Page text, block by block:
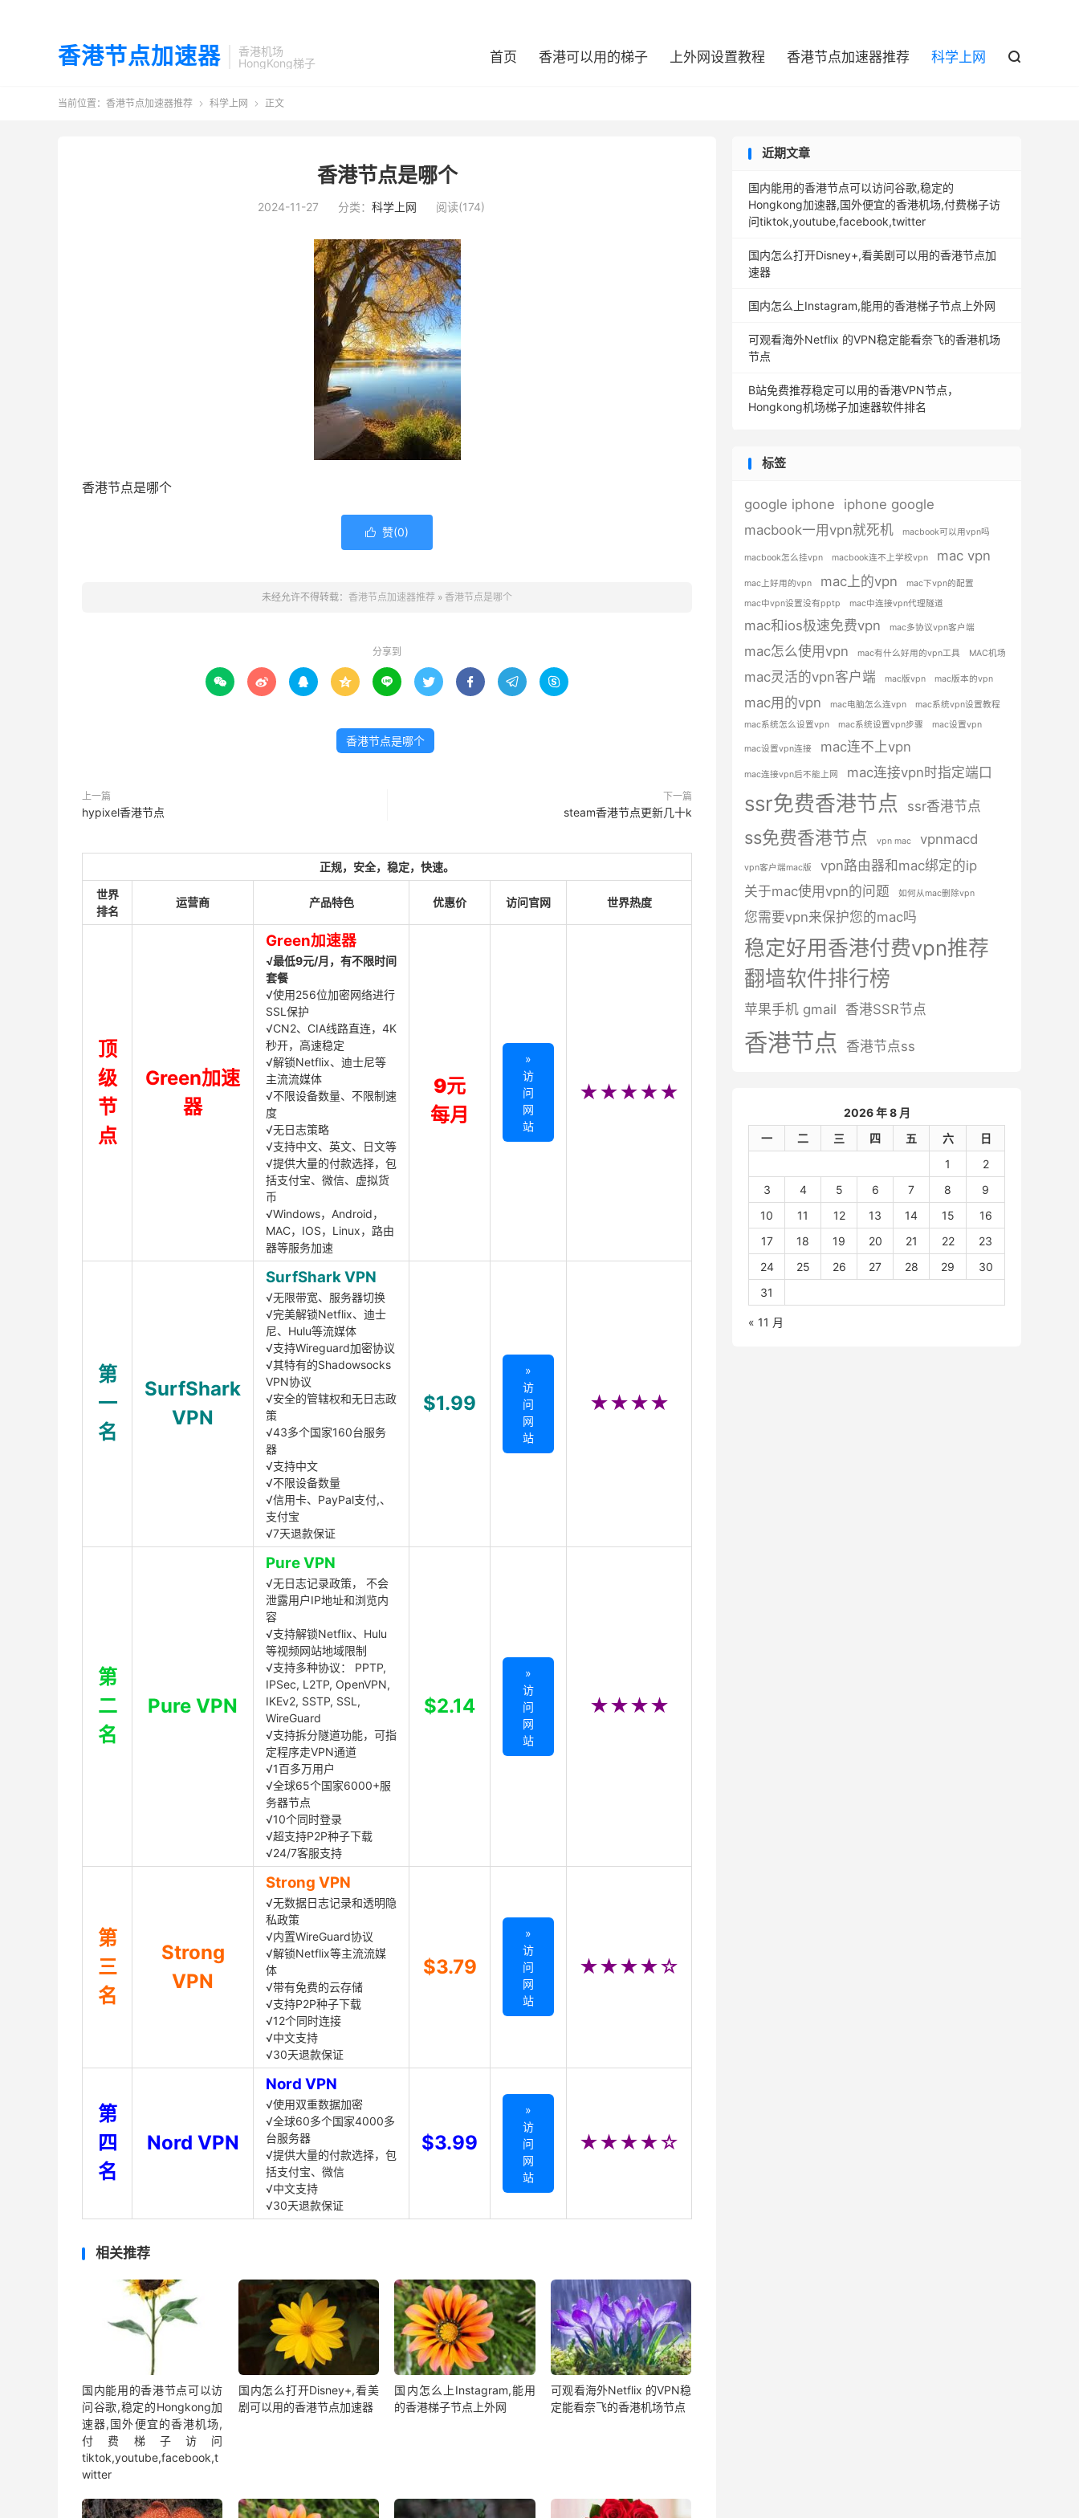
香港节点加速器
香港机场
HongKong梯子
首页 香港可以用的梯子 上外网设置教程 香港节点加速器推荐 科学上网 
当前位置： 香港节点加速器推荐  科学上网  正文
香港节点是哪个
2024-11-27 分类： 科学上网 阅读(174)
香港节点是哪个
 赞(0)
未经允许不得转载： 香港节点加速器推荐 » 香港节点是哪个
分享到
        
香港节点是哪个
上一篇
hypixel香港节点
下一篇
steam香港节点更新几十k
正规，安全，稳定，快速。
世界
排名
运营商 产品特色 优惠价 访问官网 世界热度
顶
级
节
点
Green加速
器
Green加速器
√最低9元/月，有不限时间
套餐
√使用256位加密网络进行
SSL保护
√CN2、CIA线路直连，4K
秒开，高速稳定
√解锁Netflix、迪士尼等
主流流媒体
√不限设备数量、不限制速
度
√无日志策略
√支持中文、英文、日文等
√提供大量的付款选择，包
括支付宝、微信、虚拟货
币
√Windows，Android，
MAC，IOS，Linux，路由
器等服务加速
9元
每月
»
访
问
网
站
★★★★★
第
一
名
SurfShark
VPN
SurfShark VPN
√无限带宽、服务器切换
√完美解锁Netflix、迪士
尼、Hulu等流媒体
√支持Wireguard加密协议
√其特有的Shadowsocks
VPN协议
√安全的管辖权和无日志政
策
√43多个国家160台服务
器
√支持中文
√不限设备数量
√信用卡、PayPal支付,、
支付宝
√7天退款保证
$1.99
»
访
问
网
站
★★★★
第
二
名
Pure VPN
Pure VPN
√无日志记录政策， 不会
泄露用户IP地址和浏览内
容
√支持解锁Netflix、Hulu
等视频网站地域限制
√支持多种协议： PPTP,
IPSec, L2TP, OpenVPN,
IKEv2, SSTP, SSL,
WireGuard
√支持拆分隧道功能，可指
定程序走VPN通道
√1百多万用户
√全球65个国家6000+服
务器节点
√10个同时登录
√超支持P2P种子下载
√24/7客服支持
$2.14
»
访
问
网
站
★★★★
第
三
名
Strong
VPN
Strong VPN
√无数据日志记录和透明隐
私政策
√内置WireGuard协议
√解锁Netflix等主流流媒
体
√带有免费的云存储
√支持P2P种子下载
√12个同时连接
√中文支持
√30天退款保证
$3.79
»
访
问
网
站
★★★★☆
第
四
名
Nord VPN
Nord VPN
√使用双重数据加密
√全球60多个国家4000多
台服务器
√提供大量的付款选择，包
括支付宝、微信
√中文支持
√30天退款保证
$3.99
»
访
问
网
站
★★★★☆
相关推荐
国内能用的香港节点可以访
问谷歌,稳定的Hongkong加
速器,国外便宜的香港机场,
付费梯子访问
tiktok,youtube,facebook,t
witter
国内怎么打开Disney+,看美
剧可以用的香港节点加速器
国内怎么上Instagram,能用
的香港梯子节点上外网
可观看海外Netflix 的VPN稳
定能看奈飞的香港机场节点
近期文章
国内能用的香港节点可以访问谷歌,稳定的
Hongkong加速器,国外便宜的香港机场,付费梯子访
问tiktok,youtube,facebook,twitter
国内怎么打开Disney+,看美剧可以用的香港节点加
速器
国内怎么上Instagram,能用的香港梯子节点上外网
可观看海外Netflix 的VPN稳定能看奈飞的香港机场
节点
B站免费推荐稳定可以用的香港VPN节点，
Hongkong机场梯子加速器软件排名
标签
google iphone
iphone google
macbook一用vpn就死机
macbook可以用vpn吗
macbook怎么挂vpn macbook连不上学校vpn mac vpn
mac上好用的vpn mac上的vpn
mac下vpn的配置
mac中vpn设置没有pptp
mac中连接vpn代理隧道
mac和ios极速免费vpn mac多协议vpn客户端
mac怎么使用vpn mac有什么好用的vpn工具 MAC机场
mac灵活的vpn客户端 mac版vpn mac版本的vpn
mac用的vpn mac电脑怎么连vpn
mac系统vpn设置教程
mac系统怎么设置vpn
mac系统设置vpn步骤 mac设置vpn
mac设置vpn连接 mac连不上vpn
mac连接vpn后不能上网 mac连接vpn时指定端口
ssr免费香港节点 ssr香港节点
ss免费香港节点 vpn mac vpnmacd
vpn客户端mac版
vpn路由器和mac绑定的ip
关于mac使用vpn的问题
如何从mac删除vpn
您需要vpn来保护您的mac吗
稳定好用香港付费vpn推荐
翻墙软件排行榜
苹果手机 gmail 香港SSR节点
香港节点 香港节点ss
2026 年 8 月
一
二 三 四 五 六
日
1
2
3
4 5 6 7 8
9
10
11 12 13 14 15
16
17
18 19 20 21 22
23
24
25 26 27 28 29
30
31
« 11 月